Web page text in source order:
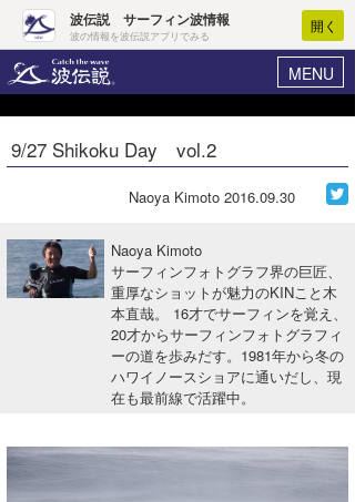
波伝説 サーフィン波情報
波の情報を波伝説アプリでみる
開く
MENU
ヘルプ マイホーム
ログイン
波情報･概況
WAVE HUNTER波予想ツール
9/27 Shikoku Day vol.2
Naoya Kimoto 2016.09.30
Naoya Kimoto
サーフィンフォトグラフ界の巨匠、
重厚なショットが魅力のKINこと木
本直哉。 16才でサーフィンを覚え、
20才からサーフィンフォトグラフィ
ーの道を歩みだす。1981年から冬の
ハワイノースショアに通いだし、現
在も最前線で活躍中。
Core Surf Japan
ファッション/グッズ
アート＆エンタメ